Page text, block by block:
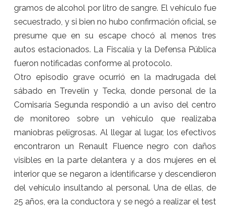
gramos de alcohol por litro de sangre. El vehículo fue
secuestrado, y si bien no hubo confirmación oficial, se
presume que en su escape chocó al menos tres
autos estacionados. La Fiscalía y la Defensa Pública
fueron notificadas conforme al protocolo.
Otro episodio grave ocurrió en la madrugada del
sábado en Trevelin y Tecka, donde personal de la
Comisaría Segunda respondió a un aviso del centro
de monitoreo sobre un vehículo que realizaba
maniobras peligrosas. Al llegar al lugar, los efectivos
encontraron un Renault Fluence negro con daños
visibles en la parte delantera y a dos mujeres en el
interior que se negaron a identificarse y descendieron
del vehículo insultando al personal. Una de ellas, de
25 años, era la conductora y se negó a realizar el test